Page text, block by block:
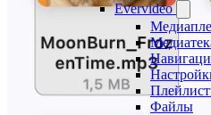
Evervideo
Файлы